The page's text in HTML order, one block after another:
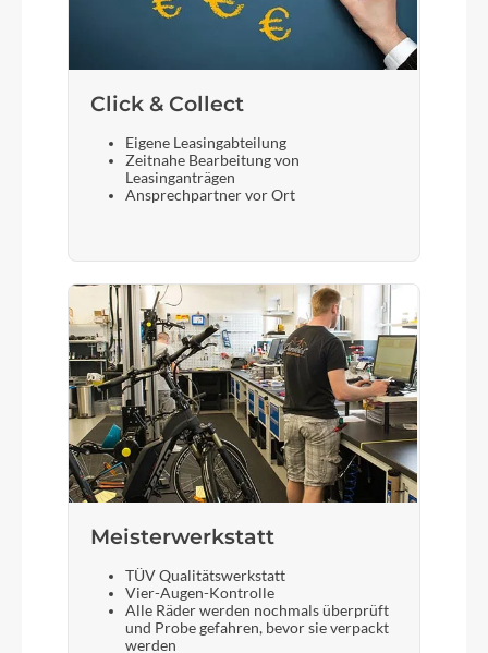
Click & Collect
Eigene Leasingabteilung
Zeitnahe Bearbeitung von
Leasinganträgen
Ansprechpartner vor Ort
Meisterwerkstatt
TÜV Qualitätswerkstatt
Vier-Augen-Kontrolle
Alle Räder werden nochmals überprüft
und Probe gefahren, bevor sie verpackt
werden